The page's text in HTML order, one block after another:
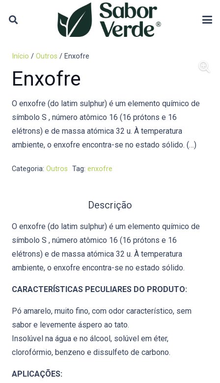
Início / Outros / Enxofre
Enxofre
O enxofre (do latim sulphur) é um elemento químico de
símbolo S , número atômico 16 (16 prótons e 16
elétrons) e de massa atómica 32 u. À temperatura
ambiente, o enxofre encontra-se no estado sólido. (…)
Categoria: Outros Tag: enxofre
Descrição
O enxofre (do latim sulphur) é um elemento químico de
símbolo S , número atômico 16 (16 prótons e 16
elétrons) e de massa atómica 32 u. À temperatura
ambiente, o enxofre encontra-se no estado sólido.
CARACTERÍSTICAS PECULIARES DO PRODUTO:
Pó amarelo, muito fino, com odor característico, sem
sabor e levemente áspero ao tato.
Insolúvel na água e no álcool, solúvel em éter,
clorofórmio, benzeno e dissulfeto de carbono.
APLICAÇÕES: